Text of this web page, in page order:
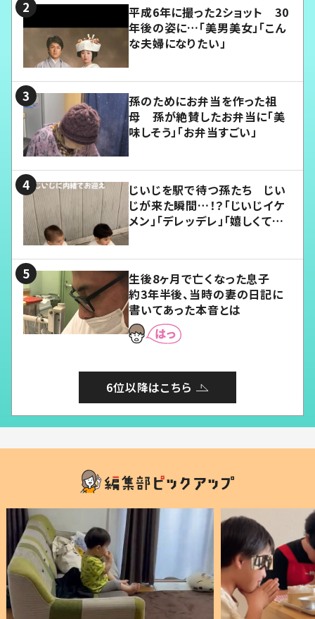
平成6年に撮った2ショット 30
年後の姿に…「美男美女」「こん
な夫婦になりたい」
孫のためにお弁当を作った祖
母 孫が絶賛したお弁当に「美
味しそう」「お弁当すごい」
じいじを駅で待つ孫たち じい
じが来た瞬間…！？「じいじイケ
メン」「デレッデレ」「嬉しくて可
生後8ヶ月で亡くなった息子
約3年半後、当時の妻の日記に
書いてあった本音とは
6位以降はこちら